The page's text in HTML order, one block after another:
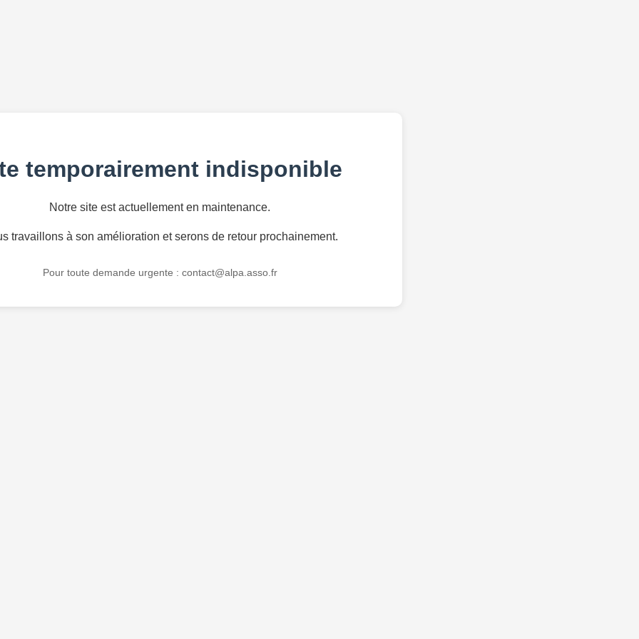
temporairement indisponible
Notre site est actuellement en maintenance.
travaillons à son amélioration et serons de retour prochainement.
Pour toute demande urgente : contact@alpa.asso.fr